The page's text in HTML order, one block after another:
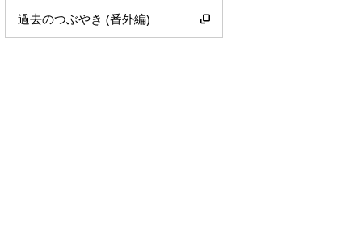
過去のつぶやき (番外編)